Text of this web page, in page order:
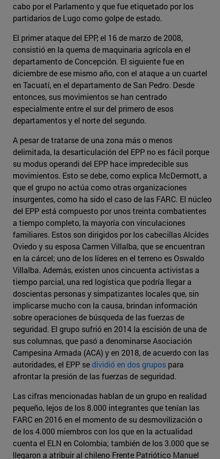
cabo por el Parlamento y que fue etiquetado por los
partidarios de Lugo como golpe de estado.
El primer ataque del EPP, el 16 de marzo de 2008,
consistió en la quema de maquinaria agrícola en el
departamento de Concepción. El siguiente fue en
diciembre de ese mismo año, con el ataque a un cuartel
en Tacuatí, en el departamento de San Pedro. Desde
entonces, sus movimientos se han centrado
especialmente entre el sur del primero de esos
departamentos y el norte del segundo.
A pesar de tratarse de una zona más o menos
delimitada, la desarticulación del EPP no es fácil porque
su modus operandi del EPP hace impredecible sus
movimientos. Esto se debe, como explica McDermott, a
que el grupo no actúa como otras organizaciones
insurgentes, como ha sido el caso de las FARC. El núcleo
del EPP está compuesto por unos treinta combatientes
a tiempo completo, la mayoría con vinculaciones
familiares. Estos son dirigidos por los cabecillas Alcides
Oviedo y su esposa Carmen Villalba, que se encuentran
en la cárcel; uno de los líderes en el terreno es Oswaldo
Villalba. Además, existen unos cincuenta activistas a
tiempo parcial, una red logística que podría llegar a
doscientas personas y simpatizantes locales que, sin
implicarse mucho con la causa, brindan información
sobre operaciones de búsqueda de las fuerzas de
seguridad. El grupo sufrió en 2014 la escisión de una de
sus columnas, que pasó a denominarse Asociación
Campesina Armada (ACA) y en 2018, de acuerdo con las
autoridades, el EPP sedividió en dos grupos para
afrontar la presión de las fuerzas de seguridad.
Las cifras mencionadas hablan de un grupo en realidad
pequeño, lejos de los 8.000 integrantes que tenían las
FARC en 2016 en el momento de su desmovilización o
de los 4.000 miembros con los que en la actualidad
cuenta el ELN en Colombia; también de los 3.000 que se
llegaron a atribuir al chileno Frente Patriótico Manuel